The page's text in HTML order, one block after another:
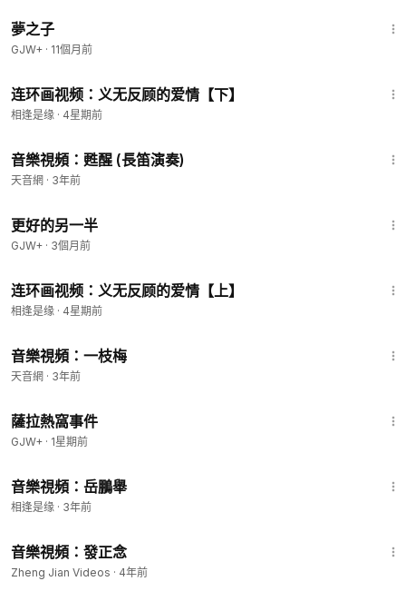
夢之子
GJW+ · 11個月前
连环画视频：义无反顾的爱情【下】
相逢是缘 · 4星期前
音樂視頻：甦醒 (長笛演奏)
天音網 · 3年前
更好的另一半
GJW+ · 3個月前
连环画视频：义无反顾的爱情【上】
相逢是缘 · 4星期前
音樂視頻：一枝梅
天音網 · 3年前
薩拉熱窩事件
GJW+ · 1星期前
音樂視頻：岳鵬舉
相逢是缘 · 3年前
音樂視頻：發正念
Zheng Jian Videos · 4年前